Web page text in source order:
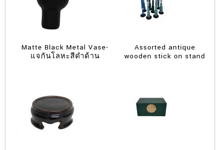
Matte Black Metal Vase-
แจกันโลหะสีดำด้าน
Assorted antique
wooden stick on stand